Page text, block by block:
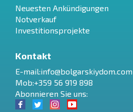
Neuesten Ankündigungen
Notverkauf
Investitionsprojekte
Kontakt
E-mail:info@bolgarskiydom.com
Mob:+359 56 919 898
Abonnieren Sie uns: